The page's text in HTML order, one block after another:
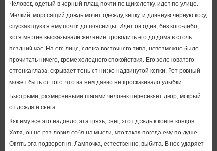
Человек, одетый в черный плащ почти по щиколотку, идет по улице.
Мелкий, моросящий дождь мочит одежду, кепку, и длинную черную косу,
спускающуюся ему почти до поясницы. Идет он один, без кого-либо,
хотя многие высказывали желание проводить его до дома в столь
поздний час. На его лице, слегка восточного типа, невозможно было
прочитать ничего, кроме холодного спокойствия. Его зеленоватого
оттенка глаза, скрывает тень от низко надвинутой кепки. Рот ровный,
может быть от того, что на нем давно не проскакивало улыбки.
Быстрыми, размеренными шагами человек пересекает двор, мокрый
от дождя и снега.
Как ему все это надоело, эта грязь, снег, этот дождь в конце концов.
Хотя, он не раз ловил себя на мысли, что такая погода ему по душе.
Опять эта подворотня. Лампочка, естественно, выбита. В нос ударяет